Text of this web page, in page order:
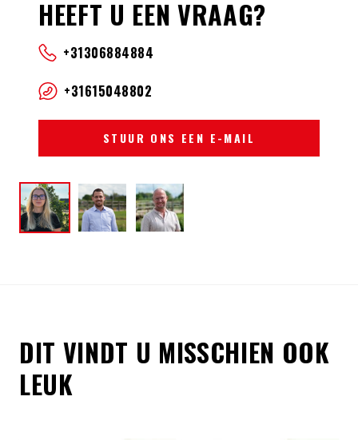
HEEFT U EEN VRAAG?
+31306884884
+31615048802
STUUR ONS EEN E-MAIL
DIT VINDT U MISSCHIEN OOK
LEUK